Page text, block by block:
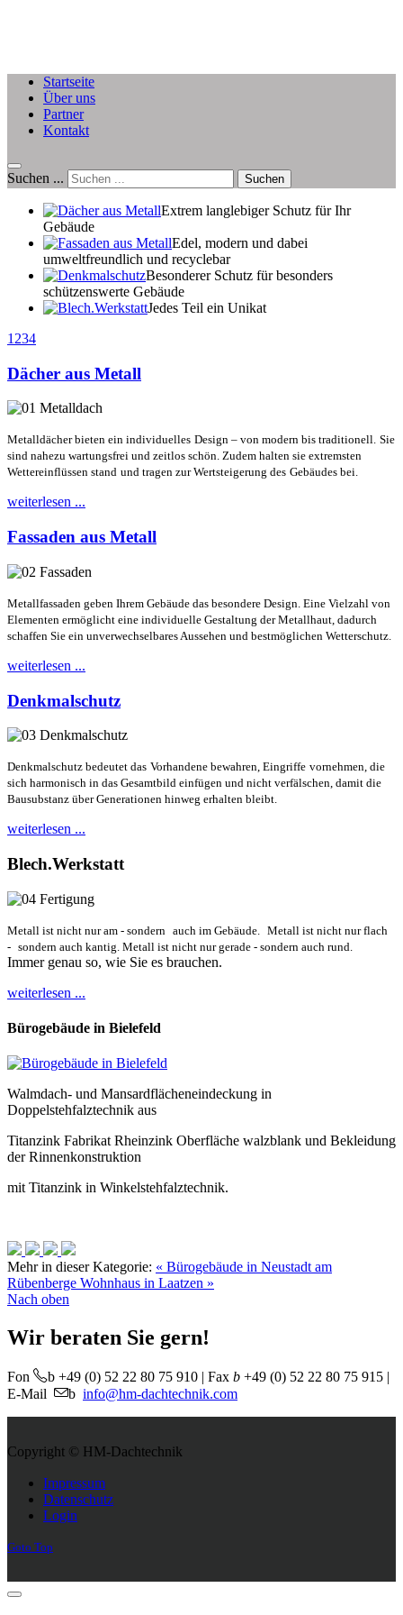
Startseite
Über uns
Partner
Kontakt
Suchen ... Suchen
Extrem langlebiger Schutz für Ihr
Gebäude
Edel, modern und dabei
umweltfreundlich und recyclebar
Besonderer Schutz für besonders
schützenswerte Gebäude
Jedes Teil ein Unikat
1 234
Dächer aus Metall
Metalldächer bieten ein individuelles Design – von modern bis traditionell. Sie
sind nahezu wartungsfrei und zeitlos schön. Zudem halten sie extremsten
Wettereinflüssen stand und tragen zur Wertsteigerung des Gebäudes bei.
weiterlesen ...
Fassaden aus Metall
Metallfassaden geben Ihrem Gebäude das besondere Design. Eine Vielzahl von
Elementen ermöglicht eine individuelle Gestaltung der Metallhaut, dadurch
schaffen Sie ein unverwechselbares Aussehen und bestmöglichen Wetterschutz.
weiterlesen ...
Denkmalschutz
Denkmalschutz bedeutet das Vorhandene bewahren, Eingriffe vornehmen, die
sich harmonisch in das Gesamtbild einfügen und nicht verfälschen, damit die
Bausubstanz über Generationen hinweg erhalten bleibt.
weiterlesen ...
Blech.Werkstatt
Metall ist nicht nur am - sondern auch im Gebäude.
Metall ist nicht nur flach
- sondern auch kantig. Metall ist nicht nur gerade - sondern auch rund.
Immer genau so, wie Sie es brauchen.
weiterlesen ...
Bürogebäude in Bielefeld
Walmdach- und Mansardflächeneindeckung in
Doppelstehfalztechnik aus
Titanzink Fabrikat Rheinzink Oberfläche walzblank und Bekleidung
der Rinnenkonstruktion
mit Titanzink in Winkelstehfalztechnik.
Mehr in dieser Kategorie: « Bürogebäude in Neustadt am
Rübenberge Wohnhaus in Laatzen »
Nach oben
Wir beraten Sie gern!
Fon b +49 (0) 52 22 80 75 910 | Fax b +49 (0) 52 22 80 75 915 |
E-Mail
b info@hm-dachtechnik.com
Copyright © HM-Dachtechnik
Impressum
Datenschutz
Login
Goto Top